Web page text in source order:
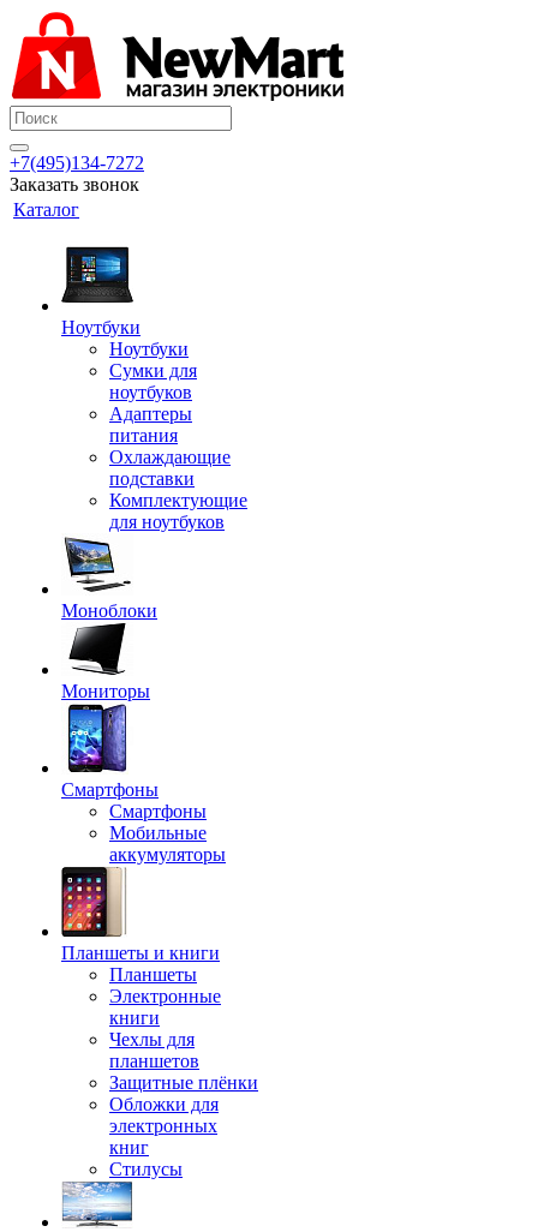
+7(495)134-7272
Заказать звонок
Каталог
Ноутбуки
Ноутбуки
Сумки для
ноутбуков
Адаптеры
питания
Охлаждающие
подставки
Комплектующие
для ноутбуков
Моноблоки
Мониторы
Смартфоны
Смартфоны
Мобильные
аккумуляторы
Планшеты и книги
Планшеты
Электронные
книги
Чехлы для
планшетов
Защитные плёнки
Обложки для
электронных
книг
Стилусы